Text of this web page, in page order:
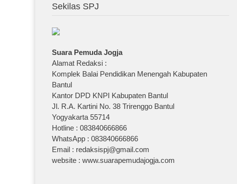
Sekilas SPJ
Suara Pemuda Jogja
Alamat Redaksi :
Komplek Balai Pendidikan Menengah Kabupaten
Bantul
Kantor DPD KNPI Kabupaten Bantul
Jl. R.A. Kartini No. 38 Trirenggo Bantul
Yogyakarta 55714
Hotline : 083840666866
WhatsApp : 083840666866
Email : redaksispj@gmail.com
website : www.suarapemudajogja.com